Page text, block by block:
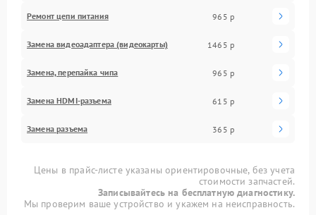
Ремонт цепи питания 965 р
Замена видеоадаптера (видеокарты) 1465 р
Замена, перепайка чипа 965 р
Замена HDMI-разъема 615 р
Замена разъема 365 р
Цены в прайс-листе указаны ориентировочные, без учета
стоимости запчастей.
Записывайтесь на бесплатную диагностику.
Мы проверим ваше устройство и укажем на неисправность.